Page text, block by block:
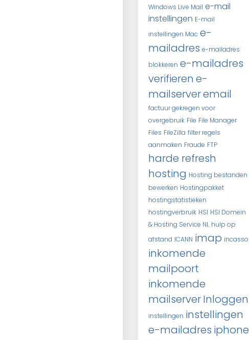
Windows Live Mail e-mail
instellingen E-mail
instellingen Mac e-
mailadres e-mailadres
blokkeren e-mailadres
verifieren e-
mailserveremail
factuur gekregen voor
overgebruik File File Manager
Files FileZilla filter regels
aanmaken Fraude FTP
harde refresh
hosting Hosting bestanden
bewerken Hostingpakket
hostingstatistieken
hostingverbruik HSI HSI Domein
& Hosting Service NL hulp op
afstand ICANN imap incasso
inkomende
mailpoort
inkomende
mailserverInloggen
instellingen instellingen
e-mailadres iphone